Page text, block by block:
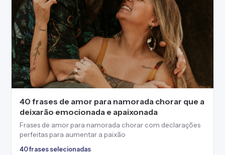
40 frases de amor para namorada chorar que a
deixarão emocionada e apaixonada
Frases de amor para namorada chorar com declarações
perfeitas para aumentar a paixão
40 frases selecionadas